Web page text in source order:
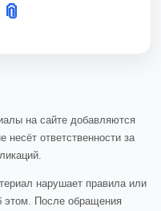
📎
на сайте добавляются
ответственности за
нарушает правила или
этом. После обращения